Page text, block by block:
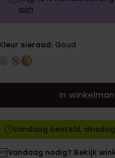
aan
Zonder memberkorting
sieraad: Goud
In
Vandaag besteld, dinsdag
Vandaag nodig? Bekijk